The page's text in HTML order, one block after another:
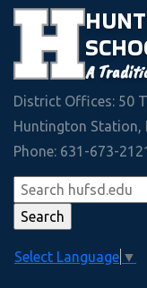
Paper for
200+
Challenging
14
Academic
30+
Interscholastic
90+
A
District Offices: 50
Huntington Station,
Phone: 631-673-
Select Language ▼